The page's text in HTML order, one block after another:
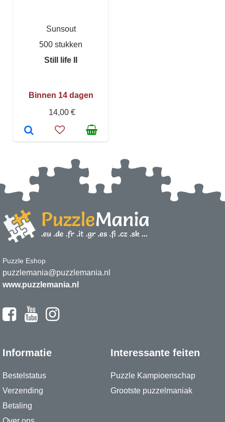
Sunsout
500 stukken
Still life II
Binnen 14 dagen
14,00 €
Puzzle Eshop
puzzlemania@puzzlemania.nl
www.puzzlemania.nl
Informatie
Bestelstatus
Verzending
Betaling
Interessante feiten
Puzzle Kampioenschap
Grootste puzzelmaniak